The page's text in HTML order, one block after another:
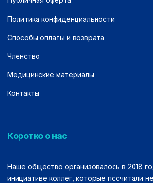
Политика конфиденциальности
Способы оплаты и возврата
Членство
Медицинские материалы
Контакты
Коротко о нас
Наше общество организовалось в 2018
инициативе коллег, которые посчитали